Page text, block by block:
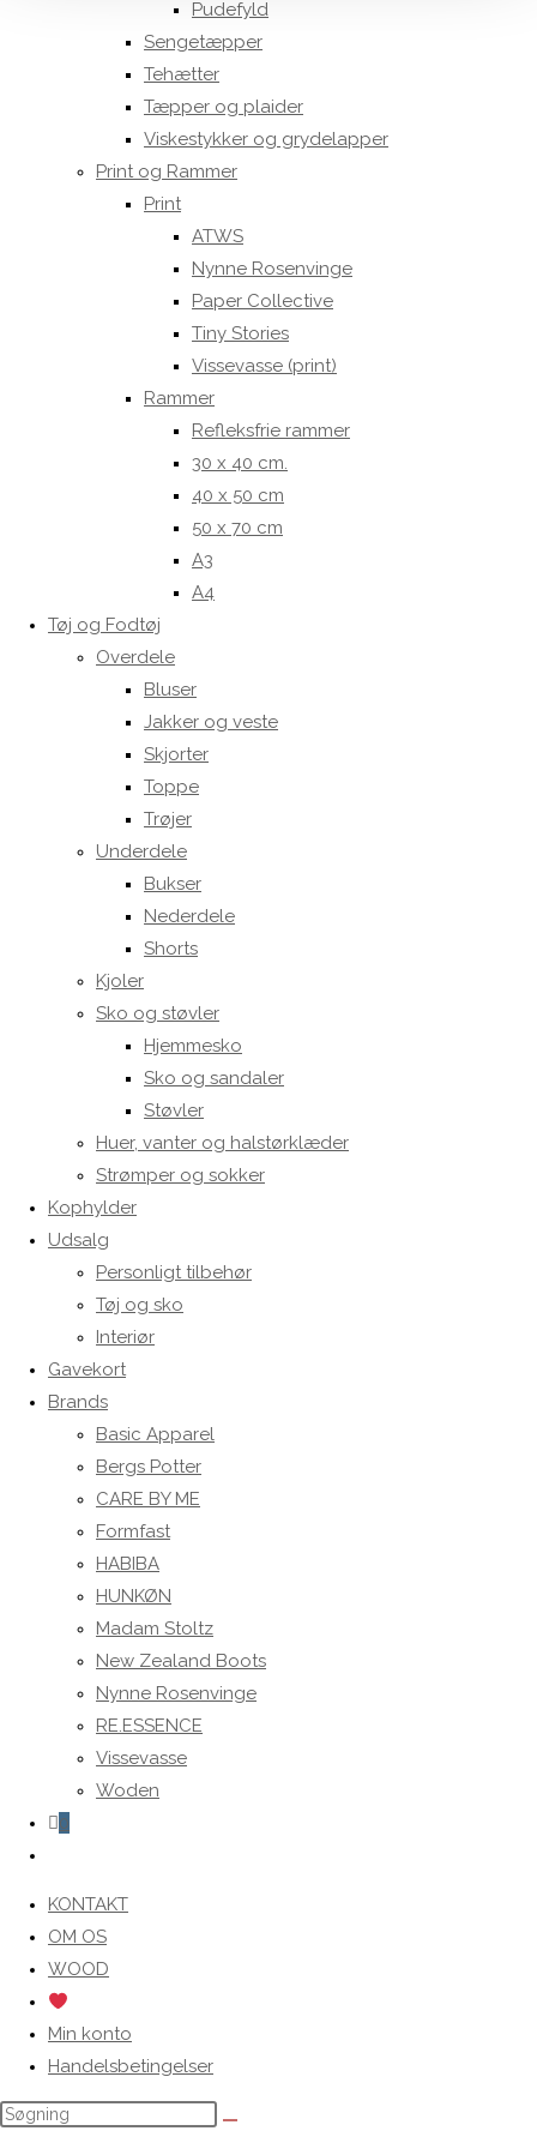
Pudefyld
Sengetæpper
Tehætter
Tæpper og plaider
Viskestykker og grydelapper
Print og Rammer
Print
ATWS
Nynne Rosenvinge
Paper Collective
Tiny Stories
Vissevasse (print)
Rammer
Refleksfrie rammer
30 x 40 cm.
40 x 50 cm
50 x 70 cm
A3
A4
Tøj og Fodtøj
Overdele
Bluser
Jakker og veste
Skjorter
Toppe
Trøjer
Underdele
Bukser
Nederdele
Shorts
Kjoler
Sko og støvler
Hjemmesko
Sko og sandaler
Støvler
Huer, vanter og halstørklæder
Strømper og sokker
Kophylder
Udsalg
Personligt tilbehør
Tøj og sko
Interiør
Gavekort
Brands
Basic Apparel
Bergs Potter
CARE BY ME
Formfast
HABIBA
HUNKØN
Madam Stoltz
New Zealand Boots
Nynne Rosenvinge
RE.ESSENCE
Vissevasse
Woden
0
search
KONTAKT
OM OS
WOOD
Min konto
Handelsbetingelser